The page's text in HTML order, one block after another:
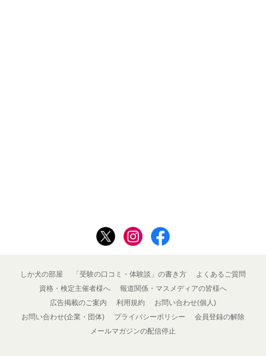
しか犬の部屋 「受験の口コミ・体験談」の書き方
よくあるご質問
資格・検定主催者様へ
報道関係・マスメディアの皆様へ
広告掲載のご案内
利用規約
お問い合わせ(個人)
お問い合わせ(企業・団体)
プライバシーポリシー
会員登録の解除
メールマガジンの配信停止